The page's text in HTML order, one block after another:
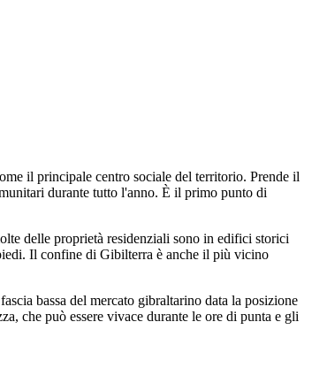
il principale centro sociale del territorio. Prende il
durante tutto l'anno. È il primo punto di
delle proprietà residenziali sono in edifici storici
Il confine di Gibilterra è anche il più vicino
bassa del mercato gibraltarino data la posizione
che può essere vivace durante le ore di punta e gli